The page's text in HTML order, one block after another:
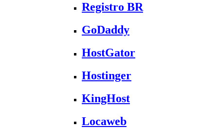
Registro BR
GoDaddy
HostGator
Hostinger
KingHost
Locaweb